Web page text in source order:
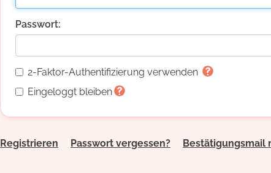
Passwort:
2-Faktor-Authentifizierung verwenden
Eingeloggt bleiben
Registrieren Passwort vergessen? Bestätigungsmail